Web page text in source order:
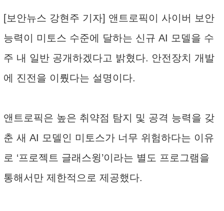
[보안뉴스 강현주 기자] 앤트로픽이 사이버 보안
능력이 미토스 수준에 달하는 신규 AI 모델을 수
주 내 일반 공개하겠다고 밝혔다. 안전장치 개발
에 진전을 이뤘다는 설명이다.
앤트로픽은 높은 취약점 탐지 및 공격 능력을 갖
춘 새 AI 모델인 미토스가 너무 위험하다는 이유
로 ‘프로젝트 글래스윙’이라는 별도 프로그램을
통해서만 제한적으로 제공했다.